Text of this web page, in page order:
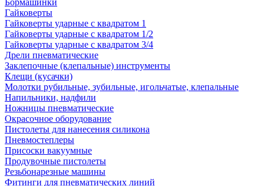
Бормашинки
Гайковерты
Гайковерты ударные с квадратом 1
Гайковерты ударные с квадратом 1/2
Гайковерты ударные с квадратом 3/4
Дрели пневматические
Заклепочные (клепальные) инструменты
Клещи (кусачки)
Молотки рубильные, зубильные, игольчатые, клепальные
Напильники, надфили
Ножницы пневматические
Окрасочное оборудование
Пистолеты для нанесения силикона
Пневмостеплеры
Присоски вакуумные
Продувочные пистолеты
Резьбонарезные машины
Фитинги для пневматических линий